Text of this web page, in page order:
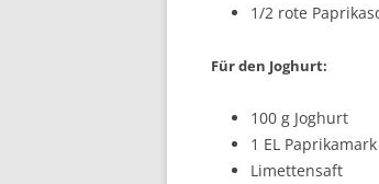
1/2 rote
Für den Joghurt:
100 g Joghurt
1 EL Paprikamark
Limettensaft